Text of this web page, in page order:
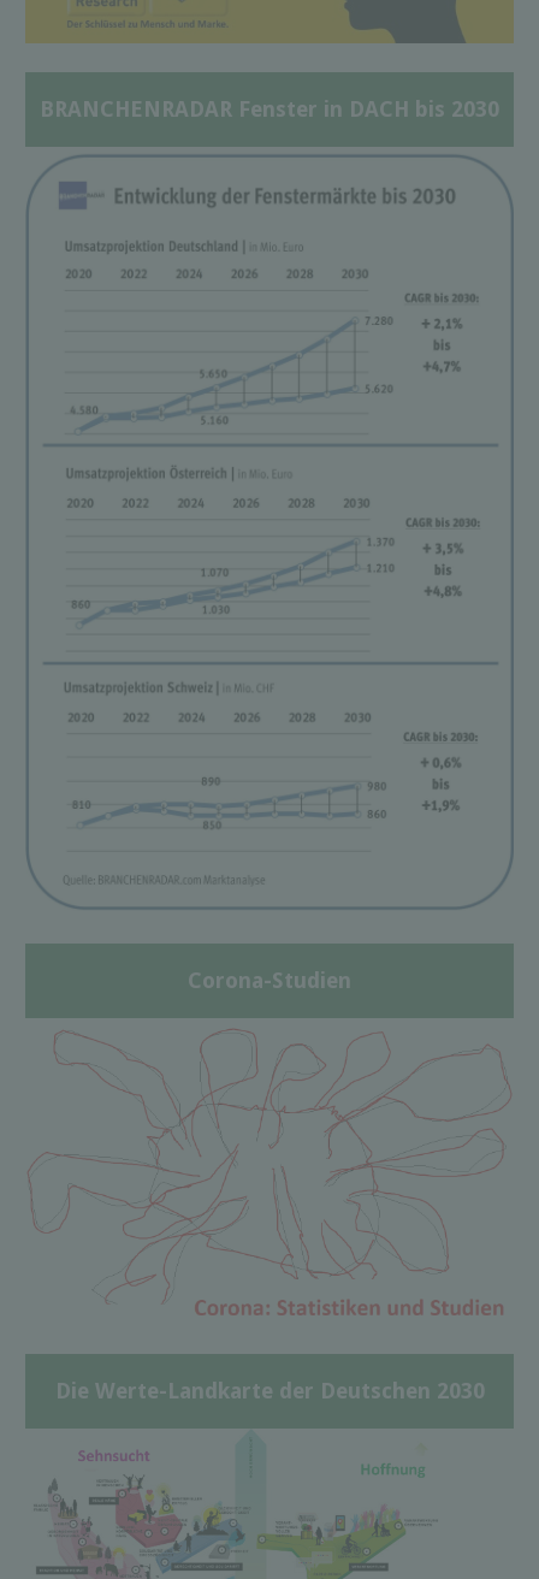
BRANCHENRADAR Fenster in DACH bis 2030
Corona-Studien
Die Werte-Landkarte der Deutschen 2030